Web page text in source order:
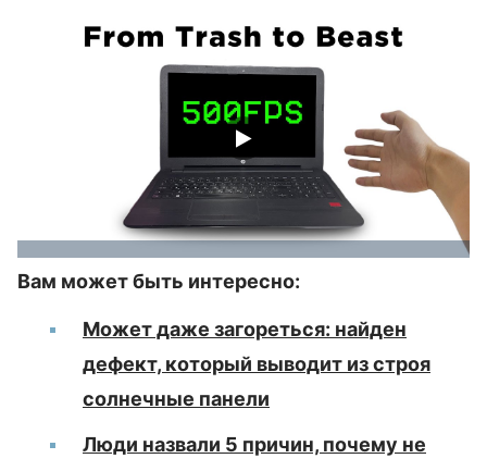
Вам может быть интересно:
Может даже загореться: найден
дефект, который выводит из строя
солнечные панели
Люди назвали 5 причин, почему не